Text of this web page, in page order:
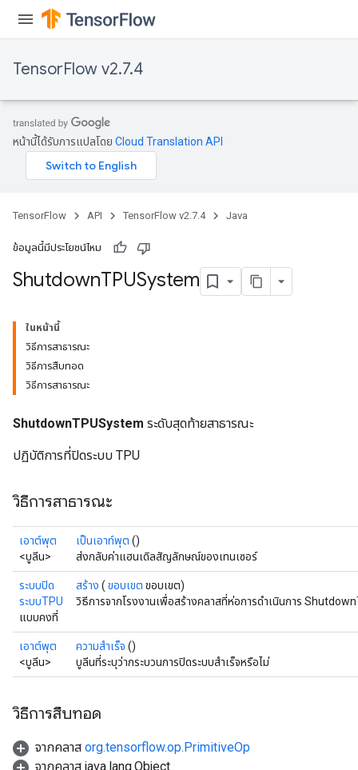
TensorFlow v2.7.4
หน้านี้ได้รับการแปลโดย Cloud Translation API
TensorFlow API TensorFlow v2.7.4 Java
ข้อมูลนี้มีประโยชน์ไหม
ShutdownTPUSystem
ในหน้านี้
วิธีการสาธารณะ
วิธีการสืบทอด
วิธีการสาธารณะ
ShutdownTPUSystem ระดับสุดท้ายสาธารณะ
ปฏิบัติการที่ปิดระบบ TPU
วิธีการสาธารณะ
เอาต์พุต
<บูลีน>
เป็นเอาท์พุต ()
ส่งกลับค่าแฮนเดิลสัญลักษณ์ของเทนเซอร์
ระบบปิด
ระบบTPU
แบบคงที่
สร้าง ( ขอบเขต ขอบเขต)
วิธีการจากโรงงานเพื่อสร้างคลาสที่ห่อการดำเนินการ
เอาต์พุต
<บูลีน>
ความสำเร็จ ()
บูลีนที่ระบุว่ากระบวนการปิดระบบสำเร็จหรือไม่
วิธีการสืบทอด
จากคลาส org.tensorflow.op.PrimitiveOp
จากคลาส java.lang.Object